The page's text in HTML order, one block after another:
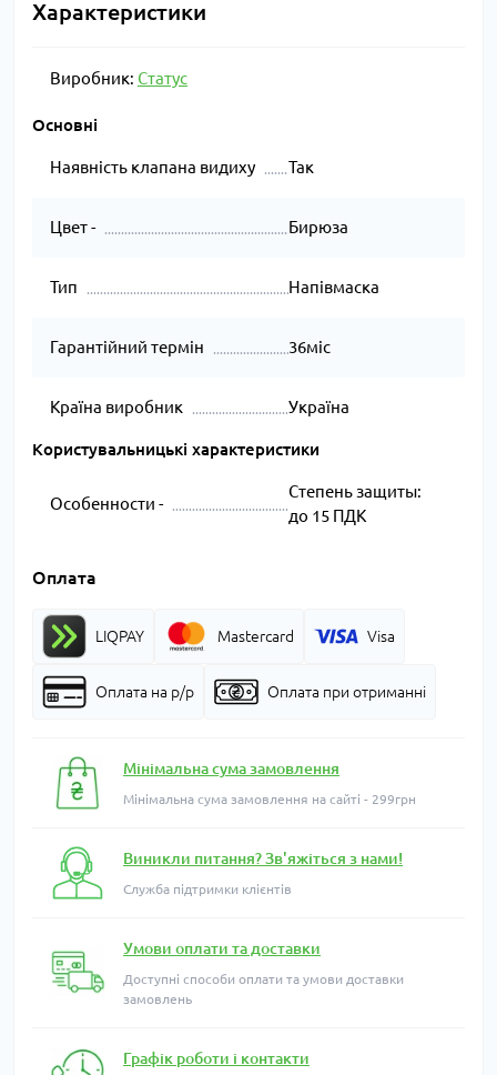
Характеристики
Виробник: Статус
Основні
Наявність клапана видиху Так
Цвет - Бирюза
Тип Напівмаска
Гарантійний термін 36міс
Країна виробник Україна
Користувальницькі характеристики
Особенности -
Степень защиты:
до 15 ПДК
Оплата
LIQPAY Mastercard Visa
Оплата на р/р Оплата при отриманні
Мінімальна сума замовлення
Мінімальна сума замовлення на сайті - 299грн
Виникли питання? Зв'яжіться з нами!
Служба підтримки клієнтів
Умови оплати та доставки
Доступні способи оплати та умови доставки
замовлень
Графік роботи і контакти